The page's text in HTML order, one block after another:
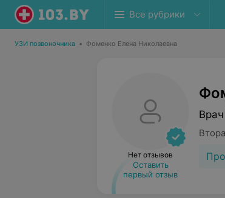
Все рубрики
УЗИ позвоночника • Фоменко Елена Николаевна
Нет отзывов
Оставить
первый отзыв